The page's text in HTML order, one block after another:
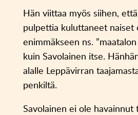
Hän viittaa myös siihen,
pulpettia kuluttaneet naiset
enimmäkseen ns.
kuin Savolainen itse.
alalle Leppävirran
penkiltä.
Savolainen ei ole havainnut